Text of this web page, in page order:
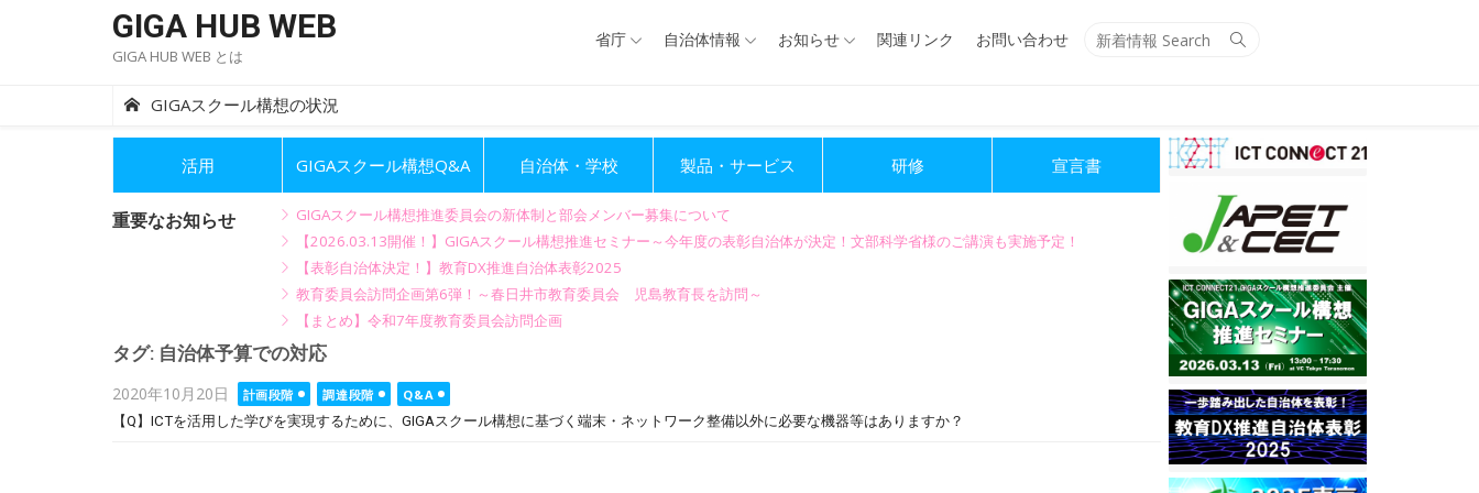
GIGA HUB WEB
GIGA HUB WEB とは
Search
省庁 自治体情報 お知らせ 関連リンク お問い合わせ
GIGAスクール構想の状況
活用 GIGAスクール構想Q&A 自治体・学校 製品・サービス 研修 宣言書
重要なお知らせ
GIGAスクール構想推進委員会の新体制と部会メンバー募集について
【2026.03.13開催！】GIGAスクール構想推進セミナー～今年度の表彰自治体が決定！文部科学省様のご講演も実施予定！
【表彰自治体決定！】教育DX推進自治体表彰2025
教育委員会訪問企画第6弾！～春日井市教育委員会 児島教育長を訪問～
【まとめ】令和7年度教育委員会訪問企画
タグ: 自治体予算での対応
Posted
on
2020年10月20日 計画段階 調達段階
Q&A
【Q】ICTを活用した学びを実現するために、GIGAスクール構想に基づく端末・ネットワーク整備以外に必要な機器等はありますか？